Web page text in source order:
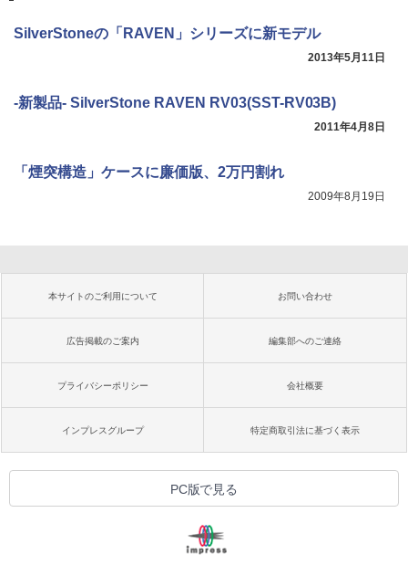
SilverStoneの「RAVEN」シリーズに新モデル
2013年5月11日
-新製品- SilverStone RAVEN RV03(SST-RV03B)
2011年4月8日
「煙突構造」ケースに廉価版、2万円割れ
2009年8月19日
本サイトのご利用について お問い合わせ
広告掲載のご案内 編集部へのご連絡
プライバシーポリシー 会社概要
インプレスグループ 特定商取引法に基づく表示
PC版で見る